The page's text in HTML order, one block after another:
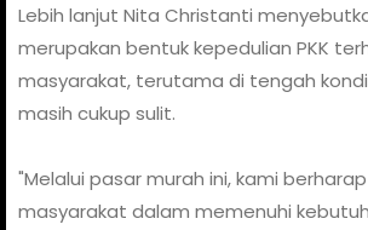
Lebih lanjut Nita Christanti
merupakan bentuk kepedulian PKK
masyarakat, terutama di tengah
masih cukup sulit.
"Melalui pasar murah ini, kami
masyarakat dalam memenuhi